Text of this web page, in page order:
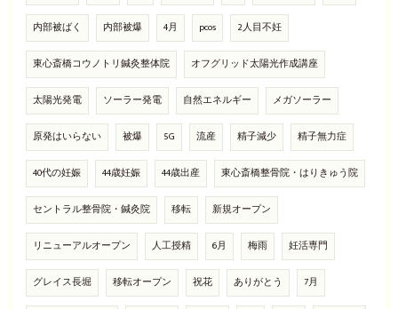
内部被ばく 内部被爆 4月 pcos 2人目不妊
東心斎橋コウノトリ鍼灸整体院 オフグリッド太陽光作成講座
太陽光発電 ソーラー発電 自然エネルギー メガソーラー
原発はいらない 被爆 5G 流産 精子減少 精子無力症
40代の妊娠 44歳妊娠 44歳出産 東心斎橋整骨院・はりきゅう院
セントラル整骨院・鍼灸院 移転 新規オープン
リニューアルオープン 人工授精 6月 梅雨 妊活専門
グレイス長堀 移転オープン 祝花 ありがとう 7月